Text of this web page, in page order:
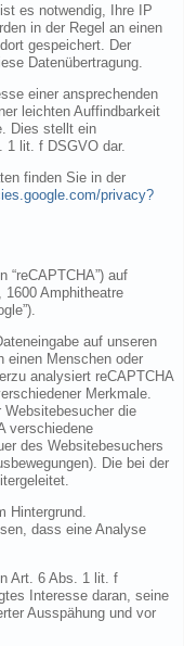
es notwendig, Ihre IP
in der Regel an einen
gespeichert. Der
Datenübertragung.
einer ansprechenden
leichten Auffindbarkeit
Dies stellt ein
1 lit. f DSGVO dar.
finden Sie in der
privacy?
“reCAPTCHA”) auf
Amphitheatre
auf unseren
einen Menschen oder
analysiert reCAPTCHA
Merkmale.
die
verschiedene
des Websitebesuchers
Die bei der
Hintergrund.
dass eine Analyse
Art. 6 Abs. 1 lit. f
Interesse daran, seine
Ausspähung und vor